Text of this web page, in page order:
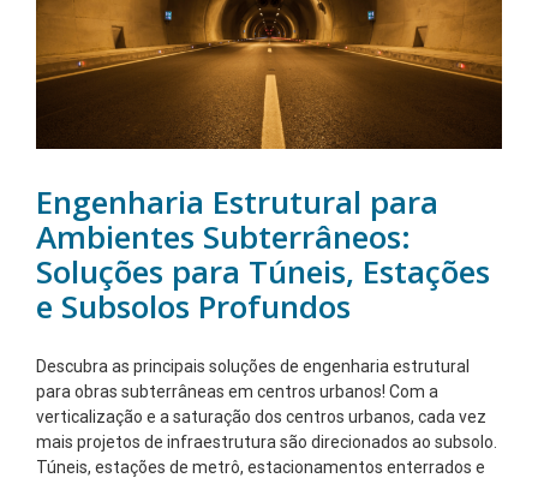
Engenharia Estrutural para
Ambientes Subterrâneos:
Soluções para Túneis, Estações
e Subsolos Profundos
Descubra as principais soluções de engenharia estrutural
para obras subterrâneas em centros urbanos! Com a
verticalização e a saturação dos centros urbanos, cada vez
mais projetos de infraestrutura são direcionados ao subsolo.
Túneis, estações de metrô, estacionamentos enterrados e